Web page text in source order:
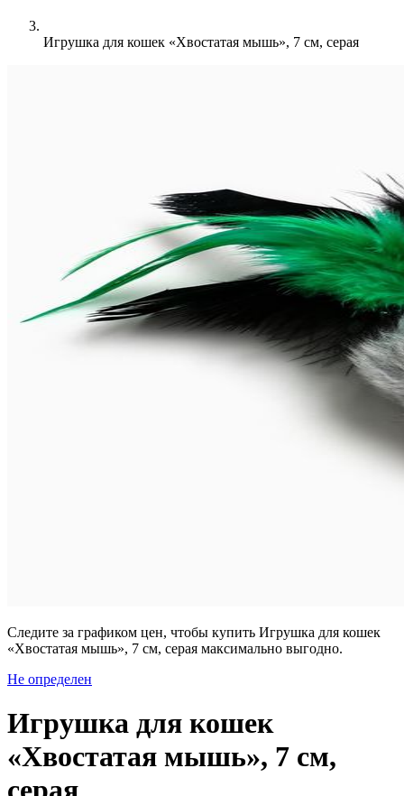
Игрушка для кошек «Хвостатая мышь», 7 см, серая
Следите за графиком цен, чтобы купить Игрушка для кошек
«Хвостатая мышь», 7 см, серая максимально выгодно.
Не определен
Игрушка для кошек
«Хвостатая мышь», 7 см,